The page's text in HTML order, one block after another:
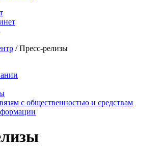
/ Пресс-релизы
с общественностью и средствам